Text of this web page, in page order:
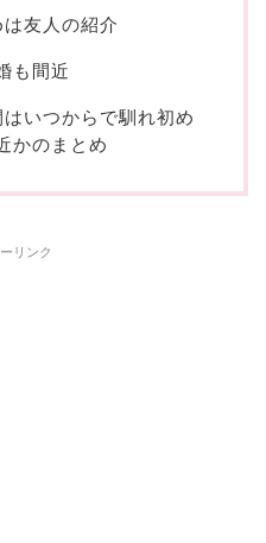
友人の紹介
も間近
いつからで馴れ初め
かのまとめ
リンク